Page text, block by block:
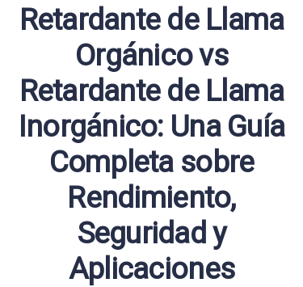
Retardante de Llama
Orgánico vs
Retardante de Llama
Inorgánico: Una Guía
Completa sobre
Rendimiento,
Seguridad y
Aplicaciones
Contáctenos